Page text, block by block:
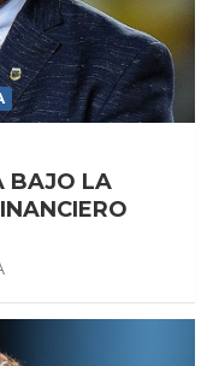
BAJO LA